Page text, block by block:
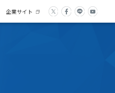
企業サイト